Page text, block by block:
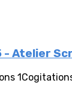
- Atelier